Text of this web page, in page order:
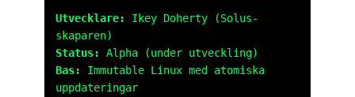
Utvecklare:
Ikey Doherty (Solus-
skaparen)
Status:
Alpha (under utveckling)
Bas:
Immutable Linux med atomiska
uppdateringar